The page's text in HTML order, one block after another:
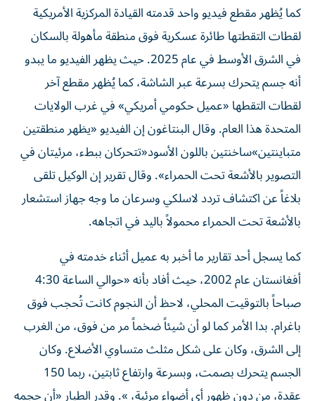
كما يُظهر مقطع فيديو واحد قدمته القيادة المركزية الأمريكية
لقطات التقطتها طائرة عسكرية فوق منطقة مأهولة بالسكان
في الشرق الأوسط في عام 2025. حيث يظهر الفيديو ما يبدو
أنه جسم يتحرك بسرعة عبر الشاشة، كما يُظهر مقطع آخر
لقطات التقطها «عميل حكومي أمريكي» في غرب الولايات
المتحدة هذا العام. وقال البنتاغون إن الفيديو «يظهر منطقتين
متباينتين»ساخنتين باللون الأسود«تتحركان ببطء، مرئيتان في
التصوير بالأشعة تحت الحمراء». وقال تقرير إن الوكيل تلقى
بلاغاً عن اكتشاف تردد لاسلكي وسرعان ما وجه جهاز استشعار
بالأشعة تحت الحمراء محمولاً باليد في اتجاهه.
كما يسجل أحد تقارير ما أخبر به عميل أثناء خدمته في
أفغانستان عام 2002، حيث أفاد بأنه «حوالي الساعة 4:30
صباحاً بالتوقيت المحلي، لاحظ أن النجوم كانت تُحجب فوق
باغرام. بدا الأمر كما لو أن شيئاً ضخماً مر من فوق، من الغرب
إلى الشرق، وكان على شكل مثلث متساوي الأضلاع. وكان
الجسم يتحرك بصمت، وبسرعة وارتفاع ثابتين، ربما 150